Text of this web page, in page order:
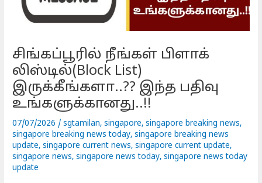
சிங்கப்பூரில் நீங்கள் பிளாக்
லிஸ்டில்(Block List)
இருக்கீங்களா..?? இந்த பதிவு
உங்களுக்கானது..!!
07/07/2026 /sgtamilan,singapore,singapore breaking news,
singapore breaking news today,singapore breaking news
update,singapore current news,singapore current update,
singapore news,singapore news today,singapore news today
update